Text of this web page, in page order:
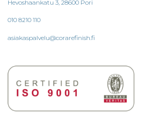
Hevoshaankatu 3, 28600 Pori
010 8210 110
asiakaspalvelu@corarefinish.fi